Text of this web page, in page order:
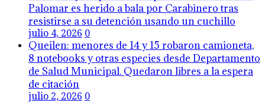
Palomar es herido a bala por Carabinero tras
resistirse a su detención usando un cuchillo
julio 4, 2026 0
Queilen: menores de 14 y 15 robaron camioneta,
8 notebooks y otras especies desde Departamento
de Salud Municipal. Quedaron libres a la espera
de citación
julio 2, 2026 0